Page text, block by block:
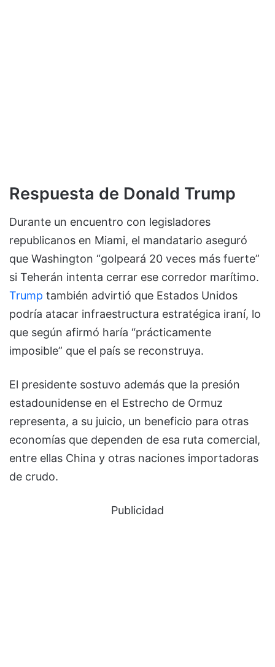
Respuesta de Donald Trump
Durante un encuentro con legisladores
republicanos en Miami, el mandatario aseguró
que Washington “golpeará 20 veces más fuerte”
si Teherán intenta cerrar ese corredor marítimo.
Trump también advirtió que Estados Unidos
podría atacar infraestructura estratégica iraní, lo
que según afirmó haría “prácticamente
imposible” que el país se reconstruya.
El presidente sostuvo además que la presión
estadounidense en el Estrecho de Ormuz
representa, a su juicio, un beneficio para otras
economías que dependen de esa ruta comercial,
entre ellas China y otras naciones importadoras
de crudo.
Publicidad